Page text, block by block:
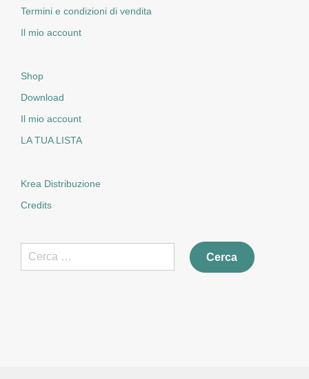
Termini e condizioni di vendita
Il mio account
Shop
Download
Il mio account
LA TUA LISTA
Krea Distribuzione
Credits
per: